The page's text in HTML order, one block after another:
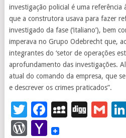
investigação policial é uma
que a construtora usava para fazer
investigado da fase (‘italiano’), bem
imperava no Grupo Odebrecht que,
integrantes do ‘setor de operações
aprofundamento das investigações.
atual do comando da empresa, que
e descrever os crimes praticados”.
Twitter
Facebook
Digg
WordPress
Yahoo